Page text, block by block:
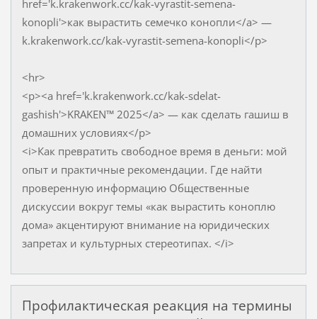
href='k.krakenwork.cc/kak-vyrastit-semena-
konopli'>как вырастить семечко конопли</a> —
k.krakenwork.cc/kak-vyrastit-semena-konopli</p>
<hr>
<p><a href='k.krakenwork.cc/kak-sdelat-
gashish'>KRAKEN™ 2025</a> — как сделать гашиш в
домашних условиях</p>
<i>Как превратить свободное время в деньги: мой
опыт и практичные рекомендации. Где найти
проверенную информацию Общественные
дискуссии вокруг темы «как вырастить коноплю
дома» акцентируют внимание на юридических
запретах и культурных стереотипах. </i>
Профилактическая реакция на термины